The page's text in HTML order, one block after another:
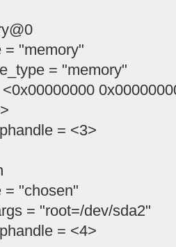
"memory"
= "memory"
= <3>
"chosen"
= "root=/dev/sda2"
= <4>